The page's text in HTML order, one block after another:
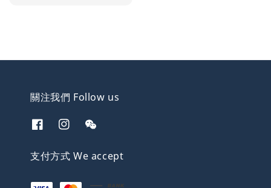
關注我們 Follow us
支付方式 We accept